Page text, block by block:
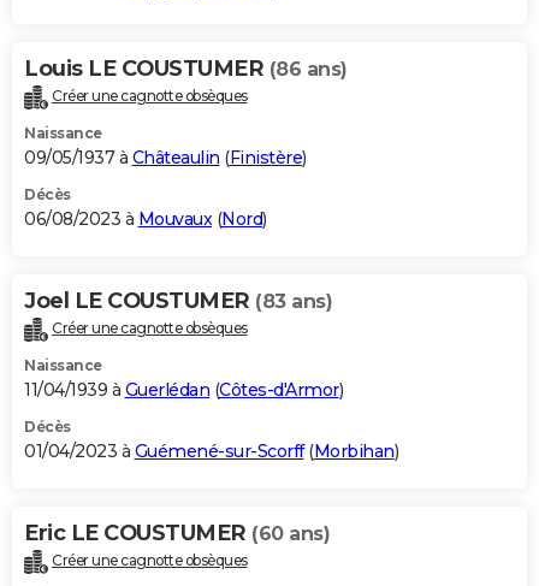
Louis LE COUSTUMER (86 ans)
Créer une cagnotte obsèques
Naissance
09/05/1937 à Châteaulin (Finistère)
Décès
06/08/2023 à Mouvaux(Nord)
Joel LE COUSTUMER (83 ans)
Créer une cagnotte obsèques
Naissance
11/04/1939 à Guerlédan (Côtes-d'Armor)
Décès
01/04/2023 à Guémené-sur-Scorff(Morbihan)
Eric LE COUSTUMER (60 ans)
Créer une cagnotte obsèques